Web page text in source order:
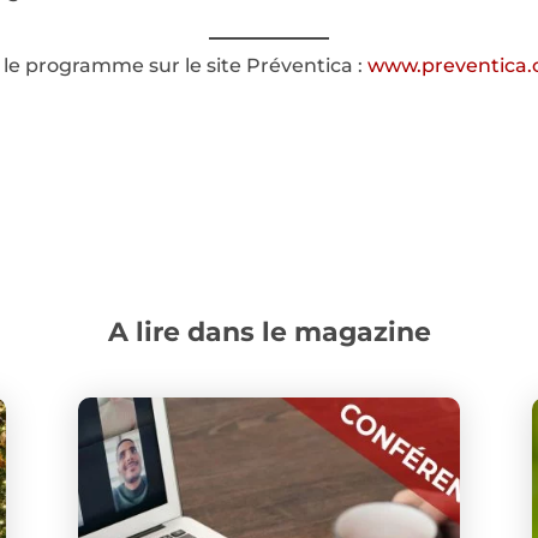
le programme sur le site Préventica :
A lire dans le magazine